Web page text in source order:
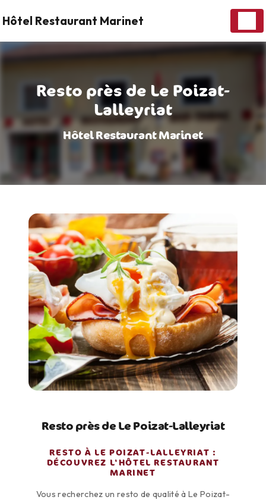
Hôtel Restaurant Marinet
Resto près de Le Poizat-
Lalleyriat
Hôtel Restaurant Marinet
Resto près de Le Poizat-Lalleyriat
RESTO À LE POIZAT-LALLEYRIAT :
DÉCOUVREZ L'HÔTEL RESTAURANT
MARINET
Vous recherchez un resto de qualité à Le Poizat-